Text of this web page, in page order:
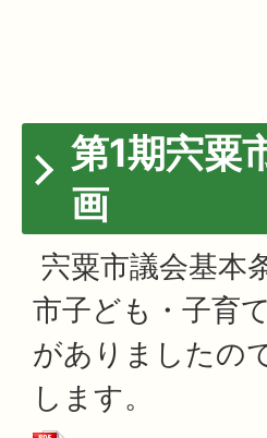
第1期宍粟
画
宍粟市議会基本
市子ども・子育
がありましたの
します。